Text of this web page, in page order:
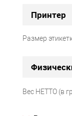
Принтер
Размер
Вес НЕТТО (в